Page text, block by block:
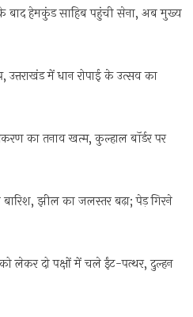
बाद हेमकुंड साहिब पहुंची सेना, अब मुख्य
में धान रोपाई के उत्सव का
का तनाव खत्म, कुल्हाल बॉर्डर पर
झील का जलस्तर बढ़ा; पेड़ गिरने
लेकर दो पक्षों में चले ईंट-पत्थर, दुल्हन